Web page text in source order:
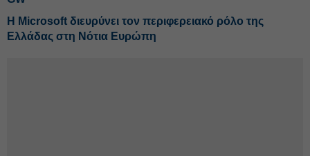
Η Microsoft διευρύνει τον περιφερειακό ρόλο της
Ελλάδας στη Νότια Ευρώπη